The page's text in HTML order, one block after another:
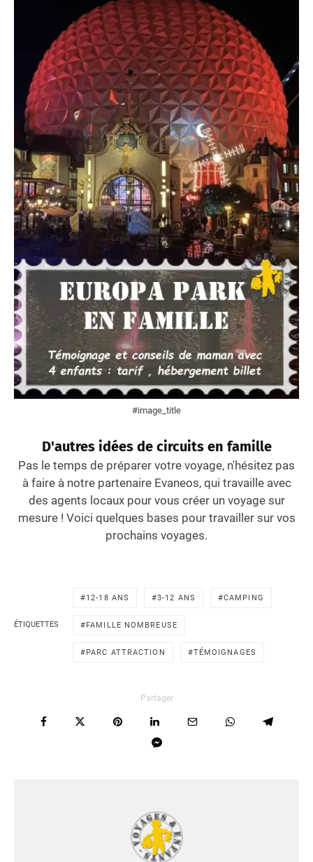
#image_title
D'autres idées de circuits en famille
Pas le temps de préparer votre voyage, n'hésitez pas
à faire à notre partenaire Evaneos, qui travaille avec
des agents locaux pour vous créer un voyage sur
mesure ! Voici quelques bases pour travailler sur vos
prochains voyages.
ÉTIQUETTES
12-18 ANS 3-12 ANS CAMPING
FAMILLE NOMBREUSE
PARC ATTRACTION TÉMOIGNAGES
Partager